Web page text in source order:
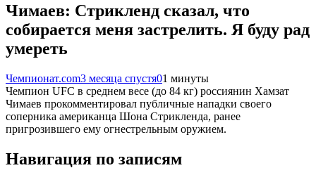
Чимаев: Стрикленд сказал, что
собирается меня застрелить. Я буду рад
умереть
Чемпионат.com3 месяца спустя01 минуты
Чемпион UFC в среднем весе (до 84 кг) россиянин Хамзат
Чимаев прокомментировал публичные нападки своего
соперника американца Шона Стрикленда, ранее
пригрозившего ему огнестрельным оружием.
Навигация по записям